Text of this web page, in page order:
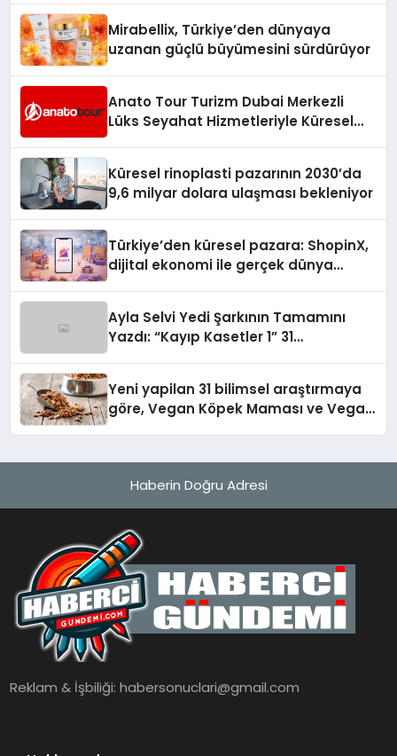
Mirabellix, Türkiye’den dünyaya
uzanan güçlü büyümesini sürdürüyor
Anato Tour Turizm Dubai Merkezli
Lüks Seyahat Hizmetleriyle Küresel
Küresel rinoplasti pazarının 2030’da
9,6 milyar dolara ulaşması bekleniyor
Türkiye’den küresel pazara: ShopinX,
dijital ekonomi ile gerçek dünya
Ayla Selvi Yedi Şarkının Tamamını
Yazdı: “Kayıp Kasetler 1” 31
Yeni yapilan 31 bilimsel araştırmaya
göre, Vegan Köpek Maması ve Vegan
Haberin Doğru Adresi
Reklam & İşbiliği:habersonuclari@gmail.com